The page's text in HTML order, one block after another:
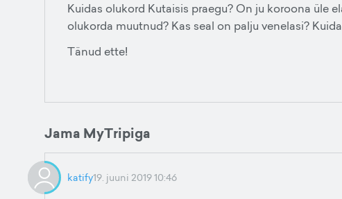
Kuidas olukord Kutaisis praegu? On ju koroona üle
olukorda muutnud? Kas seal on palju venelasi?
Tänud ette!
Jama MyTripiga
katify19. juuni 2019 10:46